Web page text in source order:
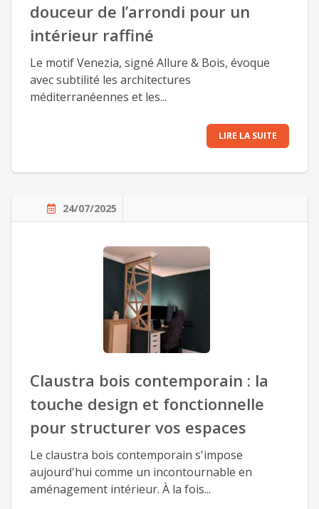
douceur de l’arrondi pour un
intérieur raffiné
Le motif Venezia, signé Allure & Bois, évoque
avec subtilité les architectures
méditerranéennes et les...
LIRE LA SUITE
24/07/2025
Claustra bois contemporain : la
touche design et fonctionnelle
pour structurer vos espaces
Le claustra bois contemporain s'impose
aujourd'hui comme un incontournable en
aménagement intérieur. À la fois...